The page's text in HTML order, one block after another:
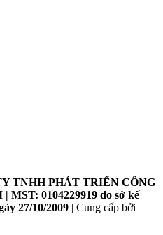
TNHH PHÁT TRIỂN CÔNG
0104229919 do sở kế
27/10/2009 | Cung cấp bởi